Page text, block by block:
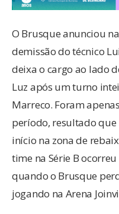
O Brusque anunciou
demissão do técnico
deixa o cargo ao lado
Luz após um turno
Marreco. Foram
período, resultado que
início na zona de
time na Série B
quando o Brusque
jogando na Arena